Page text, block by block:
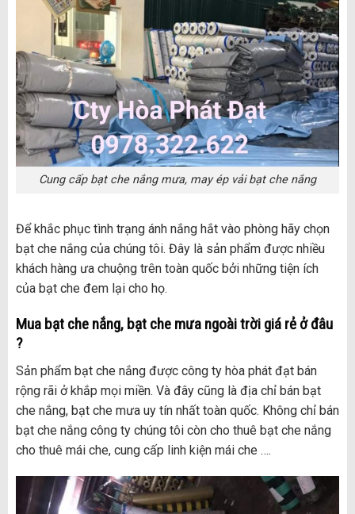
Cung cấp bạt che nắng mưa, may ép vải bạt che nắng
Để khắc phục tình trạng ánh nắng hắt vào phòng hãy chọn
bạt che nắng của chúng tôi. Đây là sản phẩm được nhiều
khách hàng ưa chuộng trên toàn quốc bởi những tiện ích
của bạt che đem lại cho họ.
Mua bạt che nắng, bạt che mưa ngoài trời giá rẻ ở đâu
?
Sản phẩm bạt che nắng được công ty hòa phát đạt bán
rộng rãi ở khắp mọi miền. Và đây cũng là địa chỉ bán bạt
che nắng, bạt che mưa uy tín nhất toàn quốc. Không chỉ bán
bạt che nắng công ty chúng tôi còn cho thuê bạt che nắng
cho thuê mái che, cung cấp linh kiện mái che ….